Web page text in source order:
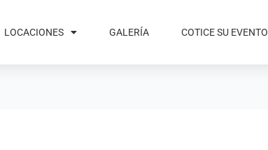
LOCACIONES GALERÍA COTICE SU EVENTO